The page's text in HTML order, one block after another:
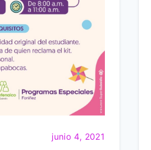
junio 4, 2021